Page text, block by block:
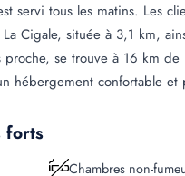
servi tous les matins. Les
Cigale, située à 3,1 km,
proche, se trouve à 16 km
hébergement confortable et
forts
Chambres non-